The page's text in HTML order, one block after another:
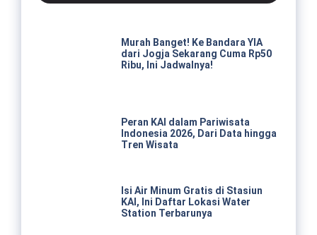
Murah Banget! Ke Bandara YIA
dari Jogja Sekarang Cuma Rp50
Ribu, Ini Jadwalnya!
Peran KAI dalam Pariwisata
Indonesia 2026, Dari Data hingga
Tren Wisata
Isi Air Minum Gratis di Stasiun
KAI, Ini Daftar Lokasi Water
Station Terbarunya